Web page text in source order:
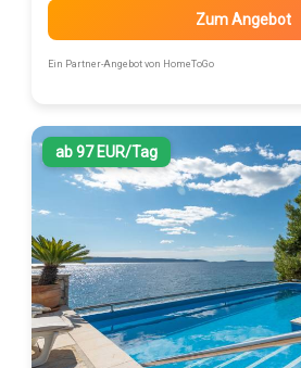
Zum Angebot
Ein Partner-Angebot von HomeToGo
ab 97 EUR/Tag